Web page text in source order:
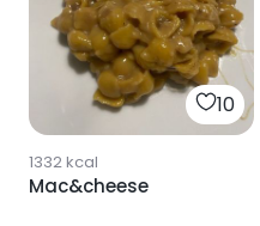
10
1332kcal
Mac&cheese